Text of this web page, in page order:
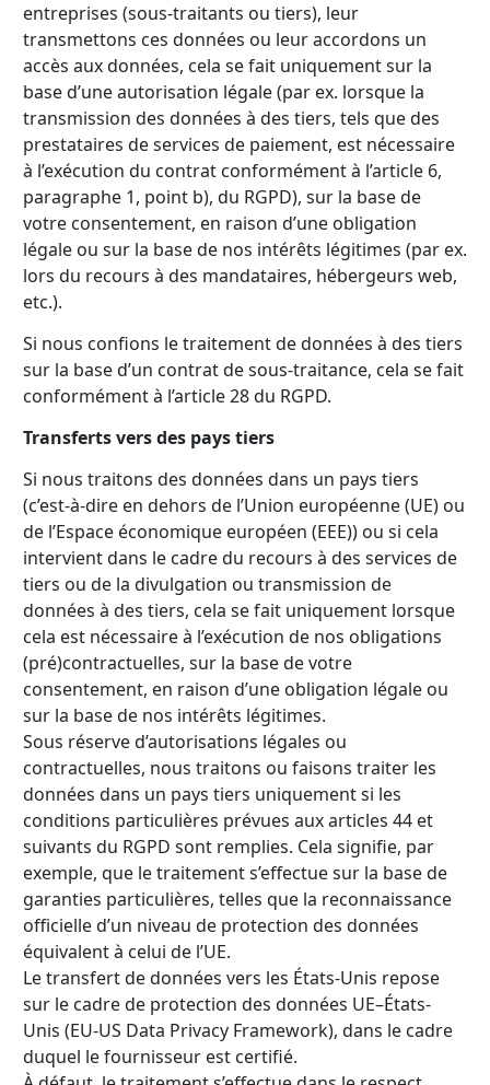
entreprises (sous-traitants ou tiers), leur
transmettons ces données ou leur accordons un
accès aux données, cela se fait uniquement sur la
base d’une autorisation légale (par ex. lorsque la
transmission des données à des tiers, tels que des
prestataires de services de paiement, est nécessaire
à l’exécution du contrat conformément à l’article 6,
paragraphe 1, point b), du RGPD), sur la base de
votre consentement, en raison d’une obligation
légale ou sur la base de nos intérêts légitimes (par ex.
lors du recours à des mandataires, hébergeurs web,
etc.).
Si nous confions le traitement de données à des tiers
sur la base d’un contrat de sous-traitance, cela se fait
conformément à l’article 28 du RGPD.
Transferts vers des pays tiers
Si nous traitons des données dans un pays tiers
(c’est-à-dire en dehors de l’Union européenne (UE) ou
de l’Espace économique européen (EEE)) ou si cela
intervient dans le cadre du recours à des services de
tiers ou de la divulgation ou transmission de
données à des tiers, cela se fait uniquement lorsque
cela est nécessaire à l’exécution de nos obligations
(pré)contractuelles, sur la base de votre
consentement, en raison d’une obligation légale ou
sur la base de nos intérêts légitimes.
Sous réserve d’autorisations légales ou
contractuelles, nous traitons ou faisons traiter les
données dans un pays tiers uniquement si les
conditions particulières prévues aux articles 44 et
suivants du RGPD sont remplies. Cela signifie, par
exemple, que le traitement s’effectue sur la base de
garanties particulières, telles que la reconnaissance
officielle d’un niveau de protection des données
équivalent à celui de l’UE.
Le transfert de données vers les États-Unis repose
sur le cadre de protection des données UE–États-
Unis (EU-US Data Privacy Framework), dans le cadre
duquel le fournisseur est certifié.